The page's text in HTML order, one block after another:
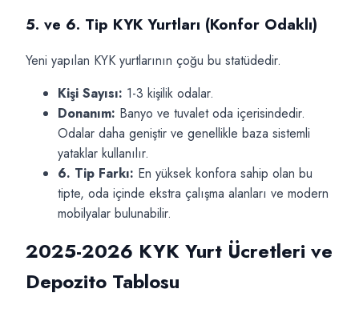
5. ve 6. Tip KYK Yurtları (Konfor Odaklı)
Yeni yapılan KYK yurtlarının çoğu bu statüdedir.
Kişi Sayısı: 1-3 kişilik odalar.
Donanım: Banyo ve tuvalet oda içerisindedir.
Odalar daha geniştir ve genellikle baza sistemli
yataklar kullanılır.
6. Tip Farkı: En yüksek konfora sahip olan bu
tipte, oda içinde ekstra çalışma alanları ve modern
mobilyalar bulunabilir.
2025-2026 KYK Yurt Ücretleri ve
Depozito Tablosu